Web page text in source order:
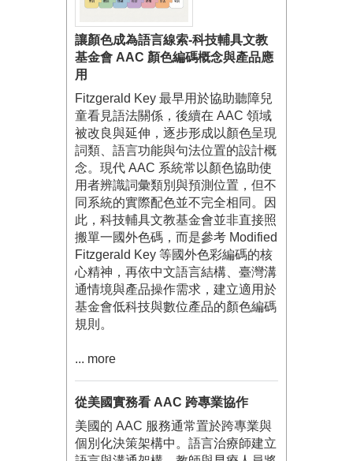
讓顏色成為語言線索-科技輔具文教
基金會 AAC 顏色編碼概念與產品應
用
Fitzgerald Key 最早用於協助聽障兒
童看見語法關係，後續在 AAC 領域
被改良與延伸，逐步形成以顏色呈現
詞類、語言功能與句法位置的設計概
念。現代 AAC 系統常以顏色協助使
用者辨識詞彙類別與預測位置，但不
同系統的實際配色並不完全相同。因
此，科技輔具文教基金會並非直接照
搬單一國外色碼，而是參考 Modified
Fitzgerald Key 等國外色彩編碼的核
心精神，再依中文語言結構、臺灣溝
通情境與產品操作需求，建立適用於
基金會低科技與數位產品的顏色編碼
規則。
... more
從美國實務看 AAC 跨專業協作
美國的 AAC 服務通常置於跨專業與
個別化決策架構中。語言治療師建立